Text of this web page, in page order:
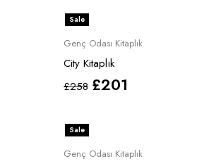
Sale
Genç Odası Kitaplık
City Kitaplık
£258 £201
Sale
Genç Odası Kitaplık